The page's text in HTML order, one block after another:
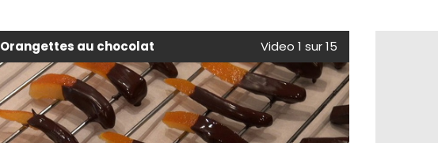
Orangettes au chocolat Video 1 sur 15